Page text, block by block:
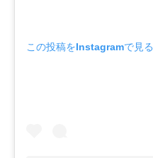
この投稿をInstagramで見る